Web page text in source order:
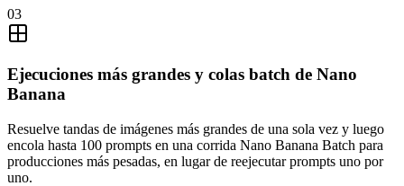
03
Ejecuciones más grandes y colas batch de Nano
Banana
Resuelve tandas de imágenes más grandes de una sola vez y luego
encola hasta 100 prompts en una corrida Nano Banana Batch para
producciones más pesadas, en lugar de reejecutar prompts uno por
uno.